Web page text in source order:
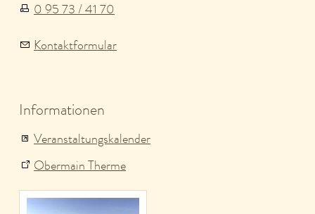
0 95 73 / 41 70
Kontaktformular
Informationen
Veranstaltungskalender
Obermain Therme